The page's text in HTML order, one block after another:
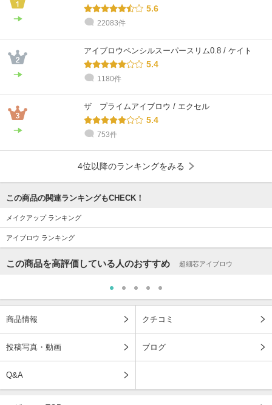
Inagaki
Inagaki
5.6
22083件
アイブロウペンシルスーパースリム0.8 / ケイト
5.4
1180件
ザ プライムアイブロウ / エクセル
5.4
753件
4位以降のランキングをみる
この商品の関連ランキングもCHECK！
メイクアップ ランキング
アイブロウ ランキング
この商品を高評価している人のおすすめ 超細芯アイブロウ
商品情報 クチコミ
投稿写真・動画 ブログ
Q&A